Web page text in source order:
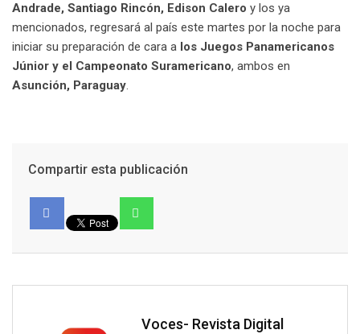
Andrade, Santiago Rincón, Edison Calero y los ya
mencionados, regresará al país este martes por la noche para
iniciar su preparación de cara a los Juegos Panamericanos
Júnior y el Campeonato Suramericano, ambos en
Asunción, Paraguay.
Compartir esta publicación
Voces- Revista Digital